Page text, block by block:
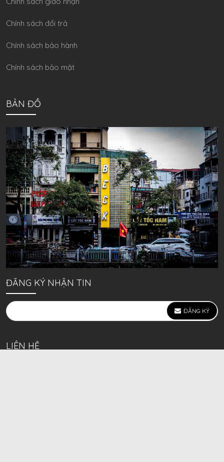
Chính sách đổi trả
Chính sách bảo hành
Chính sách bảo mật
BẢN ĐỒ
ĐĂNG KÝ NHẬN TIN
ĐĂNG KÝ
LIÊN HỆ